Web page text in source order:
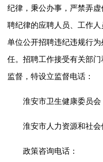
纪律，秉公办事，严禁弄
聘纪律的应聘人员、工作
单位公开招聘违纪违规行
任。招聘工作接受有关部
监督，特设立监督电话：
淮安市卫生健康委员
淮安市人力资源和社
政策咨询电话：